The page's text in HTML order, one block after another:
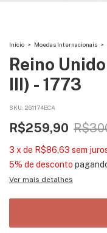
Início > Moedas Internacionais >
Reino
III) - 1773
SKU: 261174ECA
R$259,90
3 x de R$86,63 sem
5% de desconto
Ver mais detalhes